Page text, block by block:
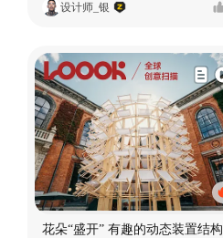
设计师_银
花朵“盛开” 有趣的动态装置结构